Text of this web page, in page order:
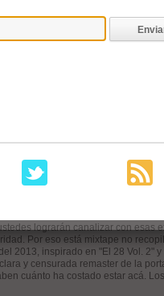
sin pensar en lo
quedan recuerdos y
lograrán canalizar con esas
Por eso está mixtape no
2013, inspirado en "El 28 Vol. 2"
y censurada remaster de la
cuánto ha costado estar acá.